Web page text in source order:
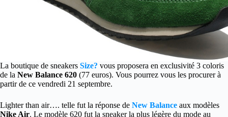
La boutique de sneakers Size? vous proposera en exclusivité 3 coloris
de la New Balance 620 (77 euros). Vous pourrez vous les procurer à
partir de ce vendredi 21 septembre.
Lighter than air…. telle fut la réponse de New Balance aux modèles
Nike Air. Le modèle 620 fut la sneaker la plus légère du mode au